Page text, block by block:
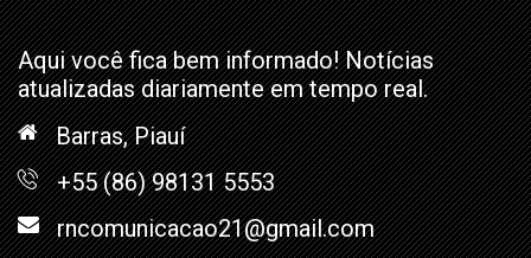
Aqui você fica bem informado! Notícias
atualizadas diariamente em tempo real.
Barras, Piauí
+55 (86) 98131 5553
rncomunicacao21@gmail.com